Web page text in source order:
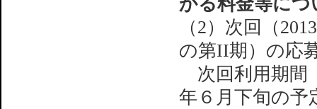
かる料金等につ
（2）次回（
の第II期）の応
次回利用期間
年６月下旬の予